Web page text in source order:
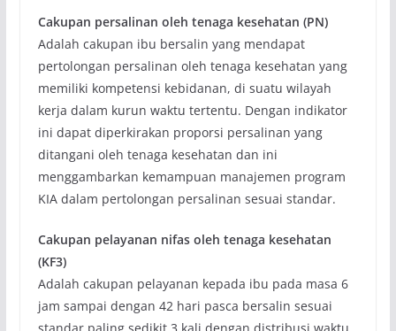
Cakupan persalinan oleh tenaga kesehatan (PN)
Adalah cakupan ibu bersalin yang mendapat
pertolongan persalinan oleh tenaga kesehatan yang
memiliki kompetensi kebidanan, di suatu wilayah
kerja dalam kurun waktu tertentu. Dengan indikator
ini dapat diperkirakan proporsi persalinan yang
ditangani oleh tenaga kesehatan dan ini
menggambarkan kemampuan manajemen program
KIA dalam pertolongan persalinan sesuai standar.
Cakupan pelayanan nifas oleh tenaga kesehatan
(KF3)
Adalah cakupan pelayanan kepada ibu pada masa 6
jam sampai dengan 42 hari pasca bersalin sesuai